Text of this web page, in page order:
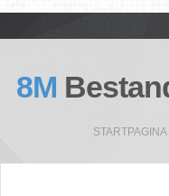
8M
STARTPAGINA